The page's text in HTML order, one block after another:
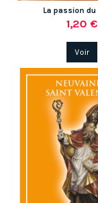
La passion du
1,20 €
Voir